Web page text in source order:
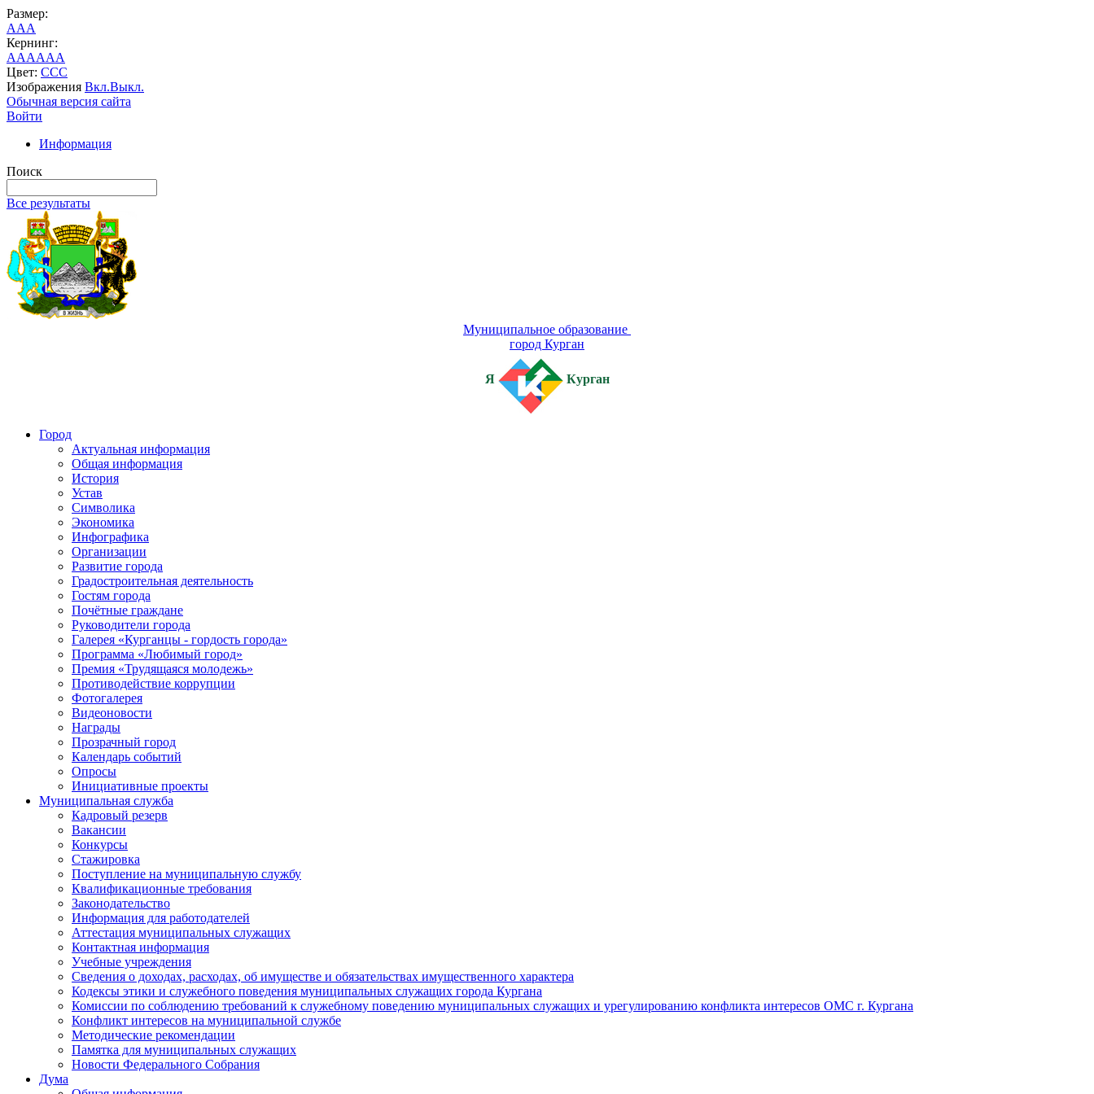
Размер:
AAA
Кернинг:
AAAAAA
Цвет: CCC
Изображения Вкл.Выкл.
Обычная версия сайта
Войти
Информация
Поиск
Все результаты
Муниципальное образование
город Курган
Я Курган
Город
Актуальная информация
Общая информация
История
Устав
Символика
Экономика
Инфографика
Организации
Развитие города
Градостроительная деятельность
Гостям города
Почётные граждане
Руководители города
Галерея «Курганцы - гордость города»
Программа «Любимый город»
Премия «Трудящаяся молодежь»
Противодействие коррупции
Фотогалерея
Видеоновости
Награды
Прозрачный город
Календарь событий
Опросы
Инициативные проекты
Муниципальная служба
Кадровый резерв
Вакансии
Конкурсы
Стажировка
Поступление на муниципальную службу
Квалификационные требования
Законодательство
Информация для работодателей
Аттестация муниципальных служащих
Контактная информация
Учебные учреждения
Сведения о доходах, расходах, об имуществе и обязательствах имущественного характера
Кодексы этики и служебного поведения муниципальных служащих города Кургана
Комиссии по соблюдению требований к служебному поведению муниципальных служащих и урегулированию конфликта интересов ОМС г. Кургана
Конфликт интересов на муниципальной службе
Методические рекомендации
Памятка для муниципальных служащих
Новости Федерального Cобрания
Дума